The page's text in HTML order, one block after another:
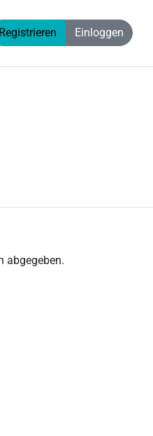
Registrieren Einloggen
abgegeben.